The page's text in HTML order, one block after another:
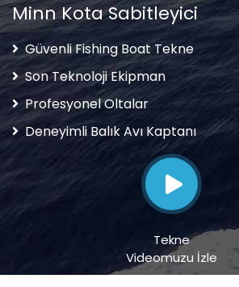
Minn Kota Sabitleyici
Güvenli Fishing Boat Tekne
Son Teknoloji Ekipman
Profesyonel Oltalar
Deneyimli Balık Avı Kaptanı
Tekne
Videomuzu İzle